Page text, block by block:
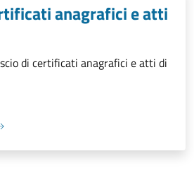
anagrafici e atti
di certificati anagrafici e atti di